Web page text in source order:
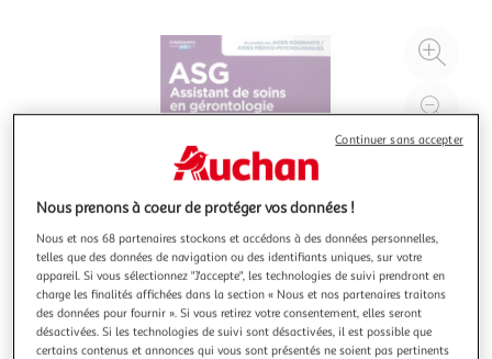
à
Nous prenons à coeur de protéger vos données !
Nous et nos 68 partenaires stockons et accédons à des données personnelles,
telles que des données de navigation ou des identifiants uniques, sur votre
appareil. Si vous sélectionnez "J'accepte", les technologies de suivi prendront en
charge les finalités affichées dans la section « Nous et nos partenaires traitons
des données pour fournir ». Si vous retirez votre consentement, elles seront
désactivées. Si les technologies de suivi sont désactivées, il est possible que
certains contenus et annonces qui vous sont présentés ne soient pas pertinents
Continuer sans accepter